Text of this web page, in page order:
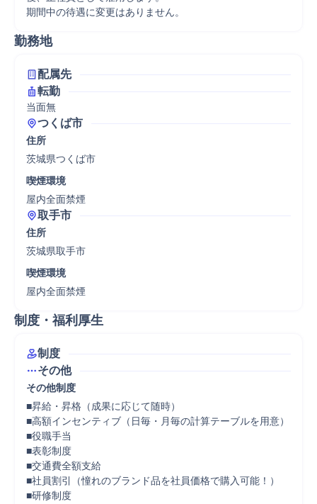
期間中の待遇に変更はありません。
勤務地
配属先
転勤
当面無
つくば市
住所
茨城県つくば市
喫煙環境
屋内全面禁煙
取手市
住所
茨城県取手市
喫煙環境
屋内全面禁煙
制度・福利厚生
制度
その他
その他制度
■昇給・昇格（成果に応じて随時）
■高額インセンティブ（日毎・月毎の計算テーブルを用意）
■役職手当
■表彰制度
■交通費全額支給
■社員割引（憧れのブランド品を社員価格で購入可能！）
■研修制度